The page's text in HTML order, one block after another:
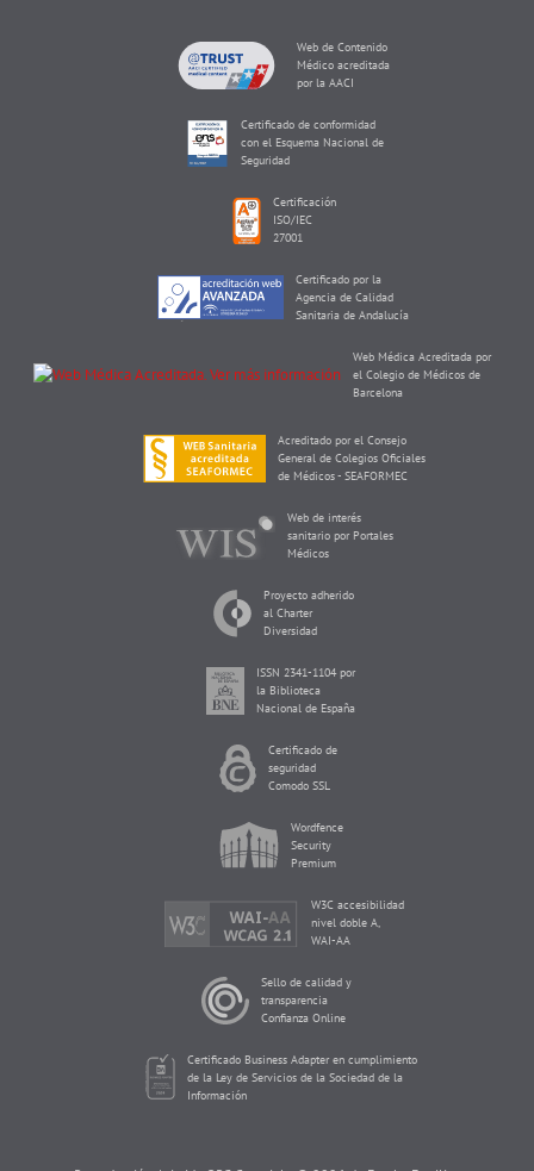
Web de Contenido
Médico acreditada
por la AACI
Certificado de conformidad
con el Esquema Nacional de
Seguridad
Certificación
ISO/IEC
27001
Certificado por la
Agencia de Calidad
Sanitaria de Andalucía
Web Médica Acreditada por
el Colegio de Médicos de
Barcelona
Acreditado por el Consejo
General de Colegios Oficiales
de Médicos - SEAFORMEC
Web de interés
sanitario por Portales
Médicos
Proyecto adherido
al Charter
Diversidad
ISSN 2341-1104 por
la Biblioteca
Nacional de España
Certificado de
seguridad
Comodo SSL
Wordfence
Security
Premium
W3C accesibilidad
nivel doble A,
WAI-AA
Sello de calidad y
transparencia
Confianza Online
Certificado Business Adapter en cumplimiento
de la Ley de Servicios de la Sociedad de la
Información